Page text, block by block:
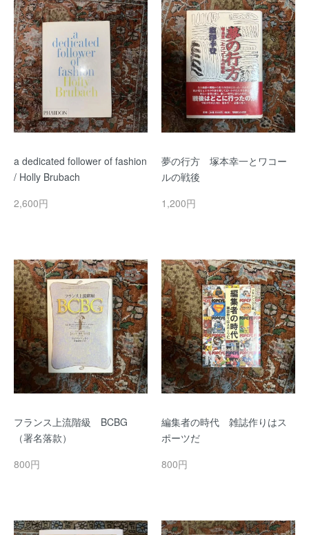
a dedicated follower of fashion
/ Holly Brubach
2,600円
夢の行方 塚本幸一とワコー
ルの戦後
1,200円
フランス上流階級 BCBG
（署名落款）
800円
編集者の時代 雑誌作りはス
ポーツだ
800円